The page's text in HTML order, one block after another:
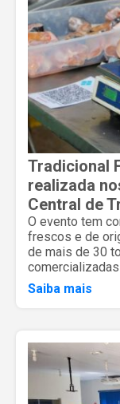
Tradicional
realizada
Central de
O evento tem
frescos e de
de mais de 30
Saiba mais